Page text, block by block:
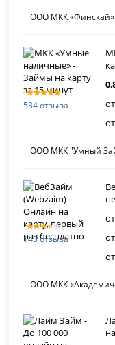
ООО МКК «Финскай»
534 отзыва
0,
ООО МКК "Умный
143 отзыва
ООО МКК